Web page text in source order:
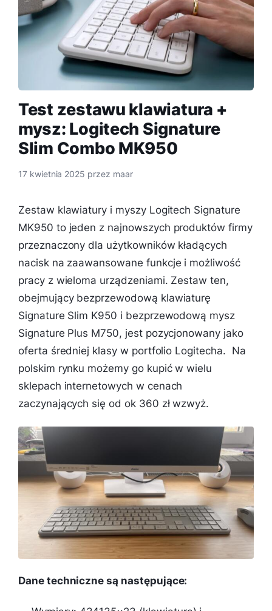
Test zestawu klawiatura +
mysz: Logitech Signature
Slim Combo MK950
17 kwietnia 2025 przez maar
Zestaw klawiatury i myszy Logitech Signature
MK950 to jeden z najnowszych produktów firmy
przeznaczony dla użytkowników kładących
nacisk na zaawansowane funkcje i możliwość
pracy z wieloma urządzeniami. Zestaw ten,
obejmujący bezprzewodową klawiaturę
Signature Slim K950 i bezprzewodową mysz
Signature Plus M750, jest pozycjonowany jako
oferta średniej klasy w portfolio Logitecha. Na
polskim rynku możemy go kupić w wielu
sklepach internetowych w cenach
zaczynających się od ok 360 zł wzwyż.
Dane techniczne są następujące: